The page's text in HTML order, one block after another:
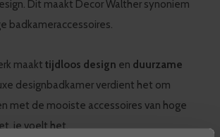
Dit maakt Decor Walther synoniem
badkameraccessoires.
maakt tijdloos design en duurzame
designbadkamer verdient het om
met de mooiste accessoires van hoge
je voelt het.